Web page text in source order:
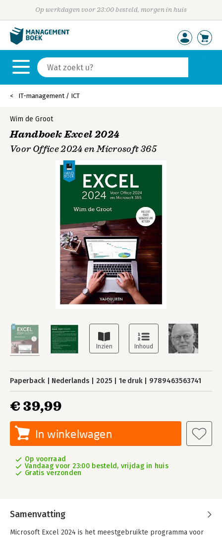
Op werkdagen voor 23:00 besteld, morgen in huis
IT-management / ICT
Wim de Groot
Handboek Excel 2024
Voor Office 2024 en Microsoft 365
Paperback Nederlands 2025 1e druk 9789463563741
€ 39,99
In winkelwagen
Op voorraad
Vandaag voor 23:00 besteld, vrijdag in huis
Gratis verzonden
Samenvatting
Microsoft Excel 2024 is het meestgebruikte programma voor